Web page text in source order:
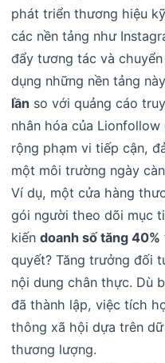
phát triển thương hiệu
các nền tảng như
đẩy tương tác và
dụng những nền tảng
lần so với quảng cáo
nhân hóa của
rộng phạm vi tiếp cận,
một môi trường ngày
Ví dụ, một cửa hàng
gói người theo dõi mục
kiếndoanh số tăng 40%
quyết? Tăng trưởng đối
nội dung chân thực. Dù
đã thành lập, việc tích
thông xã hội dựa trên
thương lượng.